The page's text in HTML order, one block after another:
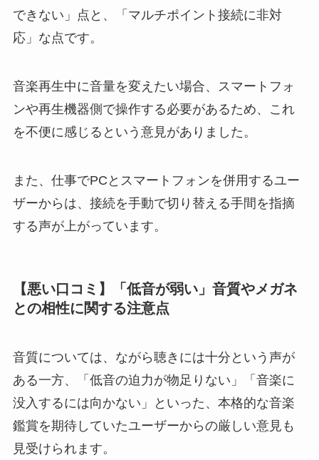
できない」点と、「マルチポイント接続に非対
応」な点です。
音楽再生中に音量を変えたい場合、スマートフォ
ンや再生機器側で操作する必要があるため、これ
を不便に感じるという意見がありました。
また、仕事でPCとスマートフォンを併用するユー
ザーからは、接続を手動で切り替える手間を指摘
する声が上がっています。
【悪い口コミ】「低音が弱い」音質やメガネ
との相性に関する注意点
音質については、ながら聴きには十分という声が
ある一方、「低音の迫力が物足りない」「音楽に
没入するには向かない」といった、本格的な音楽
鑑賞を期待していたユーザーからの厳しい意見も
見受けられます。